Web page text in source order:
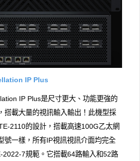
IP Plus
IP Plus是尺寸更大、功能更強的
搭載大量的視訊輸入輸出！此機型採
2110的設計，搭載高速100G乙太網
號一樣，所有IP視訊視訊介面均完全
2022-7規範。它搭載64路輸入和52路